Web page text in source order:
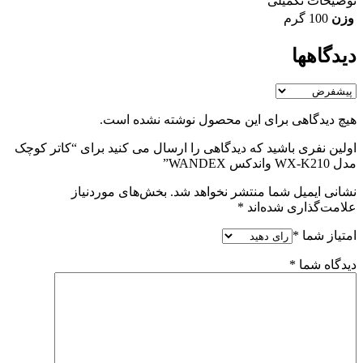
وزن 100 گرم
دیدگاهها
هیچ دیدگاهی برای این محصول نوشته نشده است.
اولین نفری باشید که دیدگاهی را ارسال می کنید برای “کاتر کوچک
مدل WX-K210 واندکس WANDEX”
نشانی ایمیل شما منتشر نخواهد شد. بخش‌های موردنیاز
علامت‌گذاری شده‌اند *
امتیاز شما *
دیدگاه شما *